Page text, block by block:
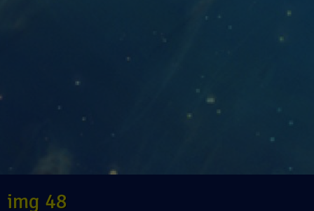
img 48